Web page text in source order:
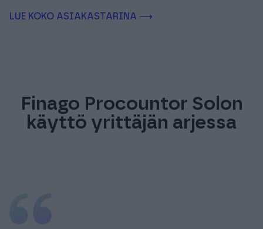
LUE KOKO ASIAKASTARINA ⟶
Finago Procountor Solon
käyttö yrittäjän arjessa